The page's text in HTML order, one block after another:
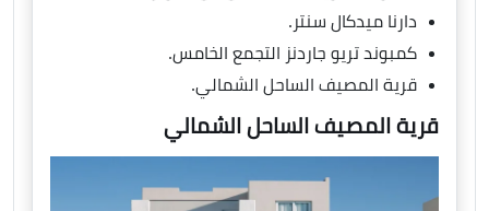
دارنا ميدكال سنتر.
كمبوند تريو جاردنز التجمع الخامس.
قرية المصيف الساحل الشمالي.
قرية المصيف الساحل الشمالي